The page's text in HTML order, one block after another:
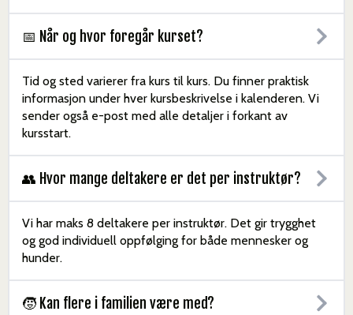
📅 Når og hvor foregår kurset?
Tid og sted varierer fra kurs til kurs. Du finner praktisk
informasjon under hver kursbeskrivelse i kalenderen. Vi
sender også e-post med alle detaljer i forkant av
kursstart.
👥 Hvor mange deltakere er det per instruktør?
Vi har maks 8 deltakere per instruktør. Det gir trygghet
og god individuell oppfølging for både mennesker og
hunder.
🧒 Kan flere i familien være med?